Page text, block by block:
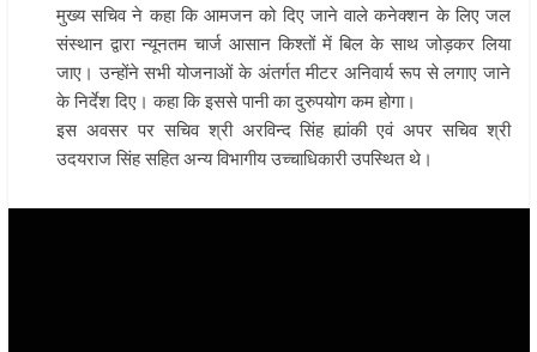
मुख्य सचिव ने कहा कि आमजन को दिए जाने वाले कनेक्शन के लिए जल
संस्थान द्वारा न्यूनतम चार्ज आसान किश्तों में बिल के साथ जोड़कर लिया
जाए। उन्होंने सभी योजनाओं के अंतर्गत मीटर अनिवार्य रूप से लगाए जाने
के निर्देश दिए। कहा कि इससे पानी का दुरुपयोग कम होगा।
इस अवसर पर सचिव श्री अरविन्द सिंह ह्यांकी एवं अपर सचिव श्री
उदयराज सिंह सहित अन्य विभागीय उच्चाधिकारी उपस्थित थे।